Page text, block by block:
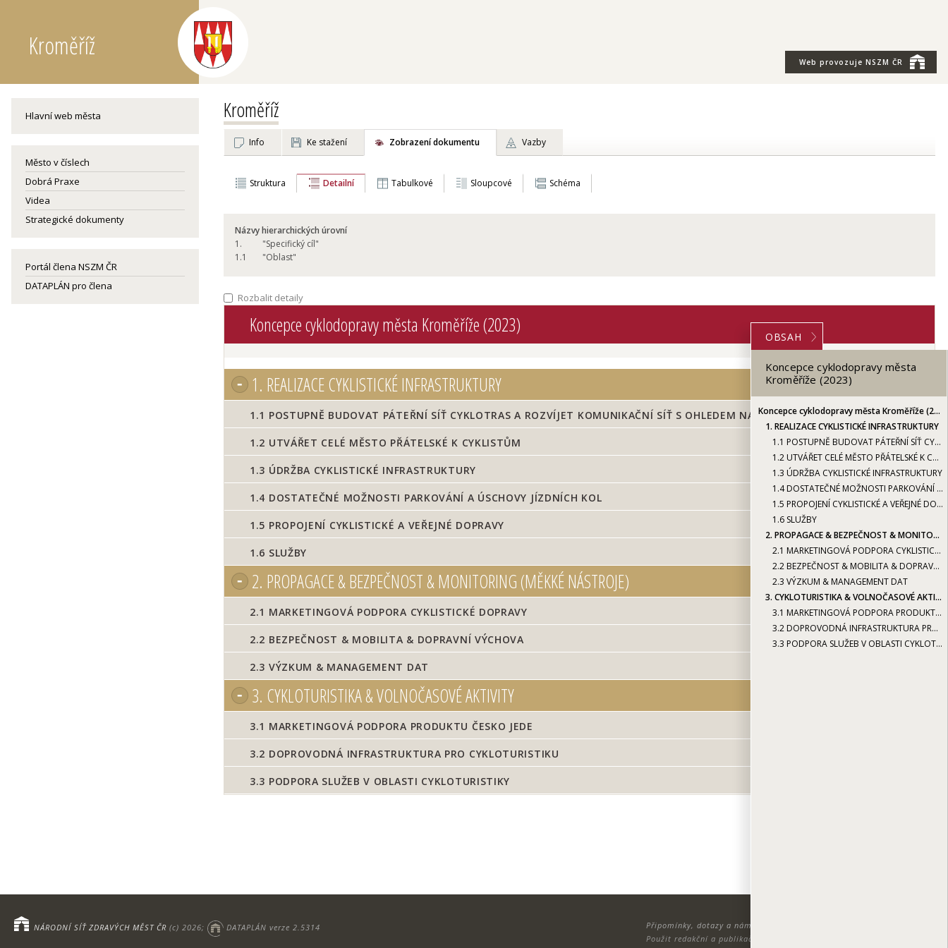
Kroměříž
Web provozuje NSZM ČR
Hlavní web města
Město v číslech
Dobrá Praxe
Videa
Strategické dokumenty
Portál člena NSZM ČR
DATAPLÁN pro člena
Kroměříž
Info Ke stažení Zobrazení dokumentu Vazby
Struktura Detailní Tabulkové Sloupcové Schéma
Názvy hierarchických úrovní
1.
"Specifický cíl"
1.1 "Oblast"
OBSAH
Koncepce cyklodopravy města
Kroměříže (2023)
Koncepce cyklodopravy města Kroměříže (2023)
1. REALIZACE CYKLISTICKÉ INFRASTRUKTURY
1.1 POSTUPNĚ BUDOVAT PÁTEŘNÍ SÍŤ CYKLOTRAS A ROZVÍJET KOMUNIKAČNÍ SÍŤ S OHLEDEM NA CYKLISTY
1.2 UTVÁŘET CELÉ MĚSTO PŘÁTELSKÉ K CYKLISTŮM
1.3 ÚDRŽBA CYKLISTICKÉ INFRASTRUKTURY
1.4DOSTATEČNÉ MOŽNOSTI PARKOVÁNÍ A ÚSCHOVY JÍZDNÍCH KOL
1.5 PROPOJENÍ CYKLISTICKÉ A VEŘEJNÉ DOPRAVY
1.6 SLUŽBY
2. PROPAGACE & BEZPEČNOST & MONITORING (MĚKKÉ NÁSTROJE)
2.1 MARKETINGOVÁ PODPORA CYKLISTICKÉ DOPRAVY
2.2 BEZPEČNOST & MOBILITA & DOPRAVNÍ VÝCHOVA
2.3 VÝZKUM & MANAGEMENT DAT
3. CYKLOTURISTIKA & VOLNOČASOVÉ AKTIVITY
3.1 MARKETINGOVÁ PODPORA PRODUKTU ČESKO JEDE
3.2 DOPROVODNÁ INFRASTRUKTURA PRO CYKLOTURISTIKU
3.3 PODPORA SLUŽEB V OBLASTI CYKLOTURISTIKY
Rozbalit detaily
Koncepce cyklodopravy města Kroměříže (2023)
1. REALIZACE CYKLISTICKÉ INFRASTRUKTURY
1.1 POSTUPNĚ BUDOVAT PÁTEŘNÍ SÍŤ CYKLOTRAS A ROZVÍJET KOMUNIKAČNÍ SÍŤ S OHLEDEM NA CYKLISTY
1.2 UTVÁŘET CELÉ MĚSTO PŘÁTELSKÉ K CYKLISTŮM
1.3 ÚDRŽBA CYKLISTICKÉ INFRASTRUKTURY
1.4 DOSTATEČNÉ MOŽNOSTI PARKOVÁNÍ A ÚSCHOVY JÍZDNÍCH KOL
1.5 PROPOJENÍ CYKLISTICKÉ A VEŘEJNÉ DOPRAVY
1.6 SLUŽBY
2. PROPAGACE & BEZPEČNOST & MONITORING (MĚKKÉ NÁSTROJE)
2.1 MARKETINGOVÁ PODPORA CYKLISTICKÉ DOPRAVY
2.2 BEZPEČNOST & MOBILITA & DOPRAVNÍ VÝCHOVA
2.3 VÝZKUM & MANAGEMENT DAT
3. CYKLOTURISTIKA & VOLNOČASOVÉ AKTIVITY
3.1 MARKETINGOVÁ PODPORA PRODUKTU ČESKO JEDE
3.2 DOPROVODNÁ INFRASTRUKTURA PRO CYKLOTURISTIKU
3.3 PODPORA SLUŽEB V OBLASTI CYKLOTURISTIKY
Připomínky, dotazy a náměty zasílejte na adresu:
Použit redakční a publikační systém ActionApps TOOLKIT
NÁRODNÍ SÍŤ ZDRAVÝCH MĚST ČR (c) 2026; DATAPLÁN verze 2.5314